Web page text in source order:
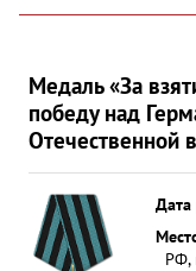
Медаль «За
победу над
Отечественной
РФ,